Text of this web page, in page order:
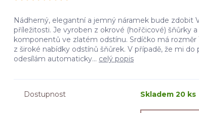
Nádherný, elegantní a jemný náramek bude zdobit
příležitosti. Je vyroben z okrové (hořčicové) šňůrky
komponentů ve zlatém odstínu. Srdíčko má rozměr
z široké nabídky odstínů šňůrek. V případě, že mi
odesílám automaticky... celý popis
Dostupnost Skladem 20 ks